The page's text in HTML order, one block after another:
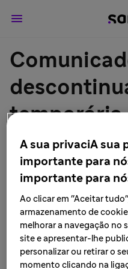
temporária
do
SABRIL®
A sua privaciA sua
importante para
importante para
Ao clicar em "Aceitar
armazenamento de
melhorar a navegação no
site e apresentar-lhe
personalizar ou retirar o
momento clicando na